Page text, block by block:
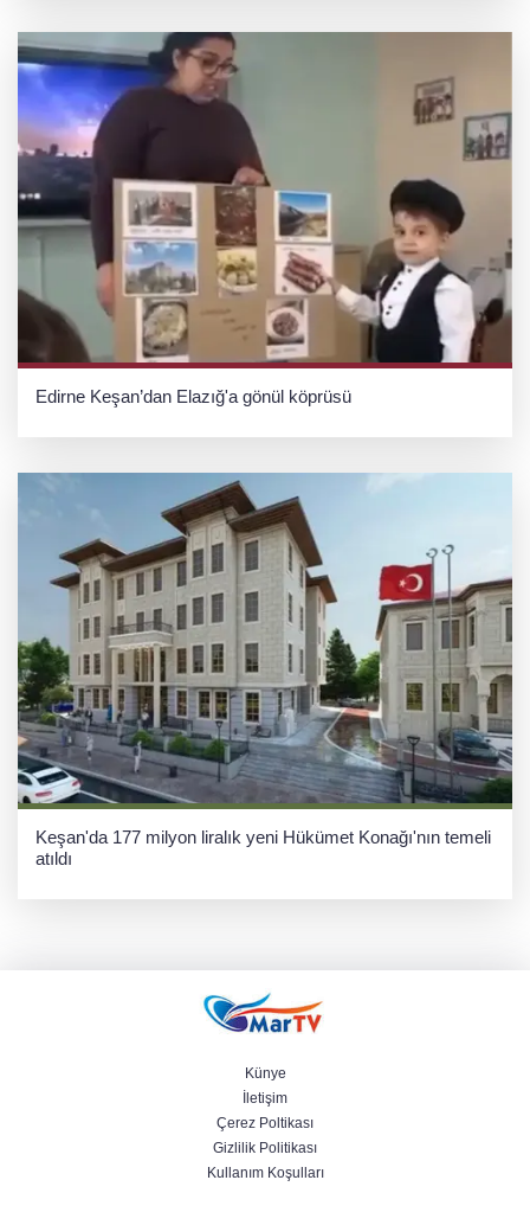
Edirne Keşan’dan Elazığ'a gönül köprüsü
Keşan'da 177 milyon liralık yeni Hükümet Konağı'nın temeli
atıldı
Künye
İletişim
Çerez Poltikası
Gizlilik Politikası
Kullanım Koşulları